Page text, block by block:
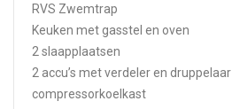
RVS Zwemtrap
Keuken met gasstel en oven
2 slaapplaatsen
2 accu’s met verdeler en druppelaar
compressorkoelkast